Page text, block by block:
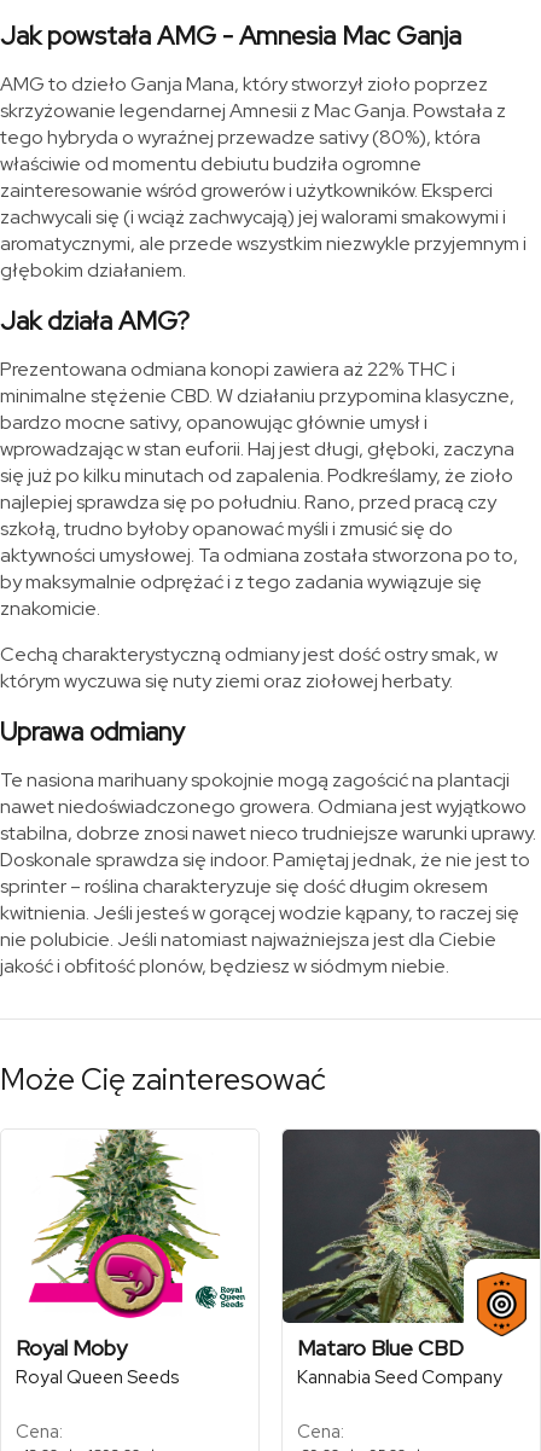
Jak powstała AMG - Amnesia Mac Ganja
AMG to dzieło Ganja Mana, który stworzył zioło poprzez
skrzyżowanie legendarnej Amnesii z Mac Ganja. Powstała z
tego hybryda o wyraźnej przewadze sativy (80%), która
właściwie od momentu debiutu budziła ogromne
zainteresowanie wśród growerów i użytkowników. Eksperci
zachwycali się (i wciąż zachwycają) jej walorami smakowymi i
aromatycznymi, ale przede wszystkim niezwykle przyjemnym i
głębokim działaniem.
Jak działa AMG?
Prezentowana odmiana konopi zawiera aż 22% THC i
minimalne stężenie CBD. W działaniu przypomina klasyczne,
bardzo mocne sativy, opanowując głównie umysł i
wprowadzając w stan euforii. Haj jest długi, głęboki, zaczyna
się już po kilku minutach od zapalenia. Podkreślamy, że zioło
najlepiej sprawdza się po południu. Rano, przed pracą czy
szkołą, trudno byłoby opanować myśli i zmusić się do
aktywności umysłowej. Ta odmiana została stworzona po to,
by maksymalnie odprężać i z tego zadania wywiązuje się
znakomicie.
Cechą charakterystyczną odmiany jest dość ostry smak, w
którym wyczuwa się nuty ziemi oraz ziołowej herbaty.
Uprawa odmiany
Te nasiona marihuany spokojnie mogą zagościć na plantacji
nawet niedoświadczonego growera. Odmiana jest wyjątkowo
stabilna, dobrze znosi nawet nieco trudniejsze warunki uprawy.
Doskonale sprawdza się indoor. Pamiętaj jednak, że nie jest to
sprinter – roślina charakteryzuje się dość długim okresem
kwitnienia. Jeśli jesteś w gorącej wodzie kąpany, to raczej się
nie polubicie. Jeśli natomiast najważniejsza jest dla Ciebie
jakość i obfitość plonów, będziesz w siódmym niebie.
Może Cię zainteresować
Royal Moby
Royal Queen Seeds
Cena:
Mataro Blue CBD
Kannabia Seed Company
Cena: